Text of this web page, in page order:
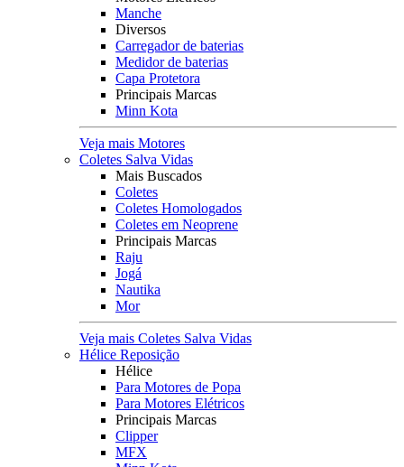
Manche
Diversos
Carregador de baterias
Medidor de baterias
Capa Protetora
Principais Marcas
Minn Kota
Veja mais Motores
Coletes Salva Vidas
Mais Buscados
Coletes
Coletes Homologados
Coletes em Neoprene
Principais Marcas
Raju
Jogá
Nautika
Mor
Veja mais Coletes Salva Vidas
Hélice Reposição
Hélice
Para Motores de Popa
Para Motores Elétricos
Principais Marcas
Clipper
MFX